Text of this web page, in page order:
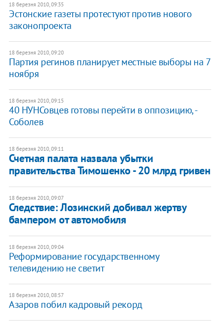
18 березня 2010, 09:35
Эстонские газеты протестуют против нового
законопроекта
18 березня 2010, 09:20
Партия регинов планирует местные выборы на 7
ноября
18 березня 2010, 09:15
40 НУНСовцев готовы перейти в оппозицию, -
Соболев
18 березня 2010, 09:11
Счетная палата назвала убытки
правительства Тимошенко - 20 млрд гривен
18 березня 2010, 09:07
Следствие: Лозинский добивал жертву
бампером от автомобиля
18 березня 2010, 09:04
Реформирование государственному
телевидению не светит
18 березня 2010, 08:57
Азаров побил кадровый рекорд